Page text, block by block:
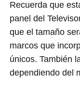
Recuerda que
panel del
que el tamaño
marcos que
únicos. También
dependiendo del